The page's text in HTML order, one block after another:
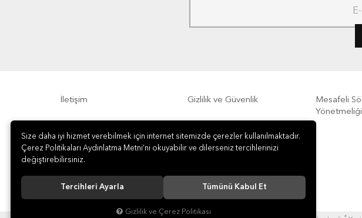
İletişim Gizlilik ve Güvenlik
Mesafeli
Yönetmeliği
Sıkça Sorulan Sorular Sipariş, Teslimat ve İade
Size daha iyi hizmet verebilmek için internet sitemizde çerezler kullanılmaktadır.
Çerez Politikaları Aydınlatma Metni’ni okuyabilir ve dilerseniz tercihlerinizi
değiştirebilirsiniz.
Tercihleri Ayarla Tümünü Kabul Et
Gizlilik ve Çerez Politikası